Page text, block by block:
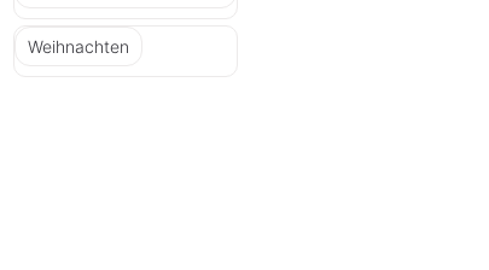
Weihnachten